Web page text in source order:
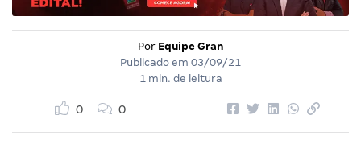
Por Equipe Gran
Publicado em 03/09/21
1 min. de leitura
0 0